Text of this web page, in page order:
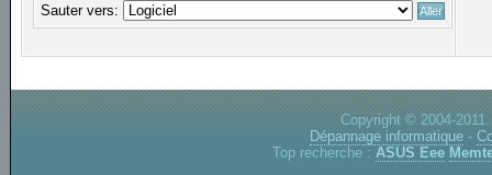
Sauter vers:
Copyright © 2004-
Dépannage informatique -
Top recherche : ASUS Eee